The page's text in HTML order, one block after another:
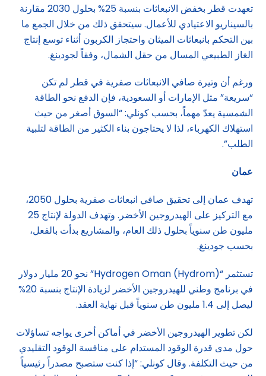
تعهدت قطر بخفض الانبعاثات بنسبة 25% بحلول 2030 مقارنة
بالسيناريو الاعتيادي للأعمال. سيتحقق ذلك من خلال الجمع ما
بين التحكم بانبعاثات الميثان واحتجاز الكربون أثناء توسع إنتاج
الغاز الطبيعي المسال من حقل الشمال، وفقاً لجودينغ.
ورغم أن وتيرة صافي الانبعاثات صفرية في قطر لم تكن
“سريعة” مثل الإمارات أو السعودية، فإن الدفع نحو الطاقة
الشمسية يعدّ مهماً، بحسب كونلي: “السوق أصغر من حيث
استهلاك الكهرباء، لذا لا يحتاجون بناء الكثير من الطاقة لتلبية
الطلب”.
عمان
تهدف عمان إلى تحقيق صافي انبعاثات صفرية بحلول 2050،
مع التركيز على الهيدروجين الأخضر. وتهدف الدولة لإنتاج 25
مليون طن سنوياً بحلول ذلك العام، والمشاريع بدأت بالفعل،
بحسب جودينغ.
تستثمر “Hydrogen Oman (Hydrom)” نحو 20 مليار دولار
في برنامج وطني للهيدروجين الأخضر لزيادة الإنتاج بنسبة 20%
ليصل إلى 1.4 مليون طن سنوياً قبل نهاية العقد.
لكن تطوير الهيدروجين الأخضر في أماكن أخرى يواجه تساؤلات
حول مدى قدرة الوقود المستدام على منافسة الوقود التقليدي
من حيث التكلفة. وقال كونلي: “إذا كنت ستصبح مصدراً رئيسياً